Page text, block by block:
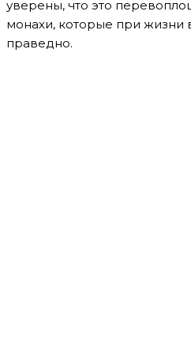
уверены, что это
монахи, которые при жизни
праведно.